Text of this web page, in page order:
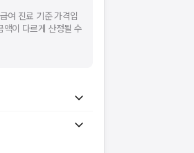
여 진료 기준 가격입
액이 다르게 산정될 수